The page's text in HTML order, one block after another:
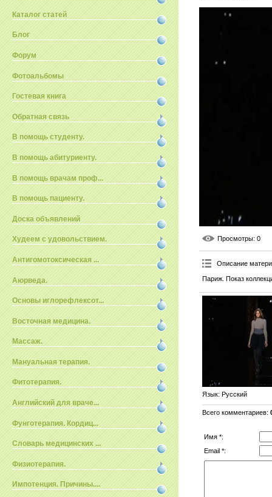
Каталог статей
Блог
Форум
Фотоальбомы
Гостевая книга
Обратная связь
В помощь студенту.
В помощь абитуриенту.
В помощь врачам проф...
В помощь пациенту.
Доска объявлений
Худеем с удовольствием.
Антигомотоксическая ...
Аюрведа.
Основы иглорефлексот...
Восточная медицина.
Массаж.
Мануальная терапия.
Фитотерапия.
Английский для враче...
Фунготерапия. Кордиц...
Словарь медицинских ...
Физиотерапия.
Импотенция. Причины....
Просмотры: 0
Описание
Париж. Показ
Язык: Русский
Всего комментариев:
Имя *:
Email *: